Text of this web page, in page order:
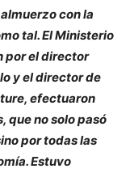
con la
tal. El Ministerio
por el director
y el director de
efectuaron
que no solo pasó
por todas las
Estuvo